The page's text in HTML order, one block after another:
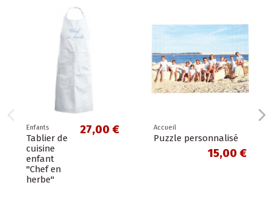
Enfants
Tablier de
cuisine
enfant
"Chef en
herbe"
27,00 € Accueil
Puzzle personnalisé
15,00 €